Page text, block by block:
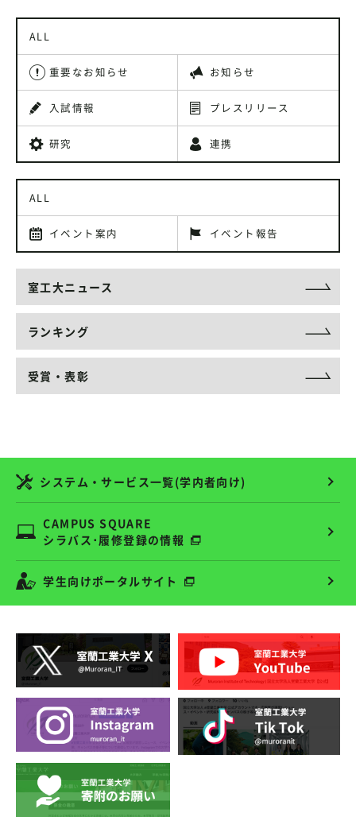
ALL
重要なお知らせ お知らせ
入試情報 プレスリリース
研究 連携
ALL
イベント案内 イベント報告
室工大ニュース
ランキング
受賞・表彰
システム・サービス一覧(学内者向け)
CAMPUS SQUARE
シラバス･履修登録の情報
学生向けポータルサイト